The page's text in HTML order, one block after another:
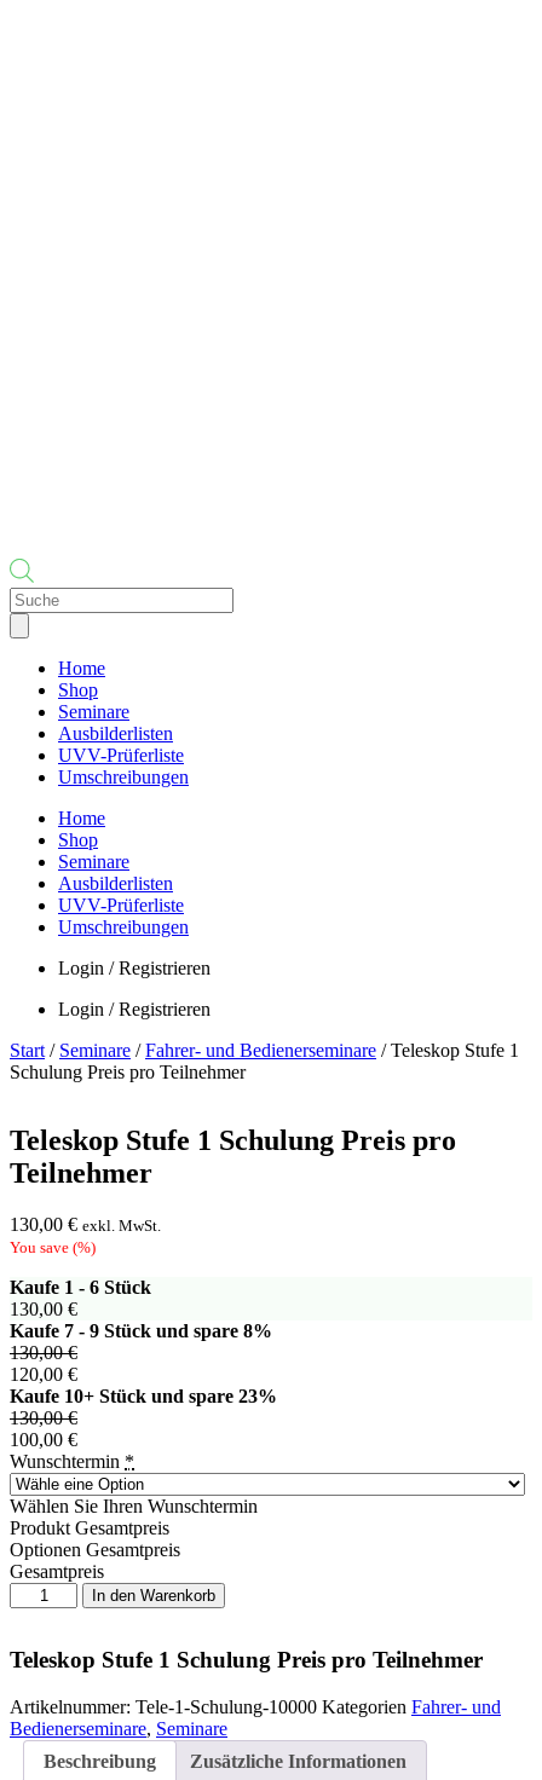
Products
search
Home
Shop
Seminare
Ausbilderlisten
UVV-Prüferliste
Umschreibungen
Home
Shop
Seminare
Ausbilderlisten
UVV-Prüferliste
Umschreibungen
Login / Registrieren
Login / Registrieren
Start / Seminare /Fahrer- und Bedienerseminare / Teleskop Stufe 1
Schulung Preis pro Teilnehmer
Teleskop Stufe 1 Schulung Preis pro
Teilnehmer
130,00 € exkl. MwSt.
You save (%)
Kaufe 1 - 6 Stück
130,00 €
Kaufe 7 - 9 Stück und spare 8%
130,00€
120,00 €
Kaufe 10+ Stück und spare 23%
130,00€
100,00 €
Wunschtermin *
Wählen Sie Ihren Wunschtermin
Produkt Gesamtpreis
Optionen Gesamtpreis
Gesamtpreis
Teleskop
Stufe
Schulung
pro
Teilnehmer
Menge
In den Warenkorb
Teleskop Stufe 1 Schulung Preis pro Teilnehmer
Artikelnummer: Tele-1-Schulung-10000 Kategorien Fahrer- und
Bedienerseminare, Seminare
Beschreibung
Zusätzliche Informationen